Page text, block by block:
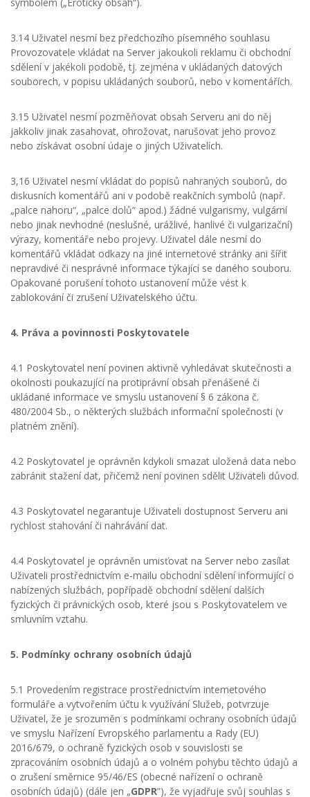
symbolem („Erotický obsah“).
3.14 Uživatel nesmí bez předchozího písemného souhlasu
Provozovatele vkládat na Server jakoukoli reklamu či obchodní
sdělení v jakékoli podobě, tj. zejména v ukládaných datových
souborech, v popisu ukládaných souborů, nebo v komentářích.
3.15 Uživatel nesmí pozměňovat obsah Serveru ani do něj
jakkoliv jinak zasahovat, ohrožovat, narušovat jeho provoz
nebo získávat osobní údaje o jiných Uživatelích.
3,16 Uživatel nesmí vkládat do popisů nahraných souborů, do
diskusních komentářů ani v podobě reakčních symbolů (např.
„palce nahoru“, „palce dolů“ apod.) žádné vulgarismy, vulgární
nebo jinak nevhodné (neslušné, urážlivé, hanlivé či vulgarizační)
výrazy, komentáře nebo projevy. Uživatel dále nesmí do
komentářů vkládat odkazy na jiné internetové stránky ani šířit
nepravdivé či nesprávné informace týkající se daného souboru.
Opakované porušení tohoto ustanovení může vést k
zablokování či zrušení Uživatelského účtu.
4. Práva a povinnosti Poskytovatele
4.1 Poskytovatel není povinen aktivně vyhledávat skutečnosti a
okolnosti poukazující na protiprávní obsah přenášené či
ukládané informace ve smyslu ustanovení § 6 zákona č.
480/2004 Sb., o některých službách informační společnosti (v
platném znění).
4.2 Poskytovatel je oprávněn kdykoli smazat uložená data nebo
zabránit stažení dat, přičemž není povinen sdělit Uživateli důvod.
4.3 Poskytovatel negarantuje Uživateli dostupnost Serveru ani
rychlost stahování či nahrávání dat.
4.4 Poskytovatel je oprávněn umisťovat na Server nebo zasílat
Uživateli prostřednictvím e-mailu obchodní sdělení informující o
nabízených službách, popřípadě obchodní sdělení dalších
fyzických či právnických osob, které jsou s Poskytovatelem ve
smluvním vztahu.
5. Podmínky ochrany osobních údajů
5.1 Provedením registrace prostřednictvím internetového
formuláře a vytvořením účtu k využívání Služeb, potvrzuje
Uživatel, že je srozuměn s podmínkami ochrany osobních údajů
ve smyslu Nařízení Evropského parlamentu a Rady (EU)
2016/679, o ochraně fyzických osob v souvislosti se
zpracováním osobních údajů a o volném pohybu těchto údajů a
o zrušení směrnice 95/46/ES (obecné nařízení o ochraně
osobních údajů) (dále jen „GDPR”), že vyjadřuje svůj souhlas s